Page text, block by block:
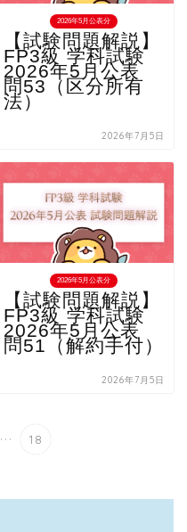
2026年5月公表分
【試験問題解説】
FP3級 学科試験
2026年5月公表
問53（区分所有
法）
2026年7月5日
2026年5月公表分
【試験問題解説】
FP3級 学科試験
2026年5月公表
問51（解約手付）
2026年7月5日
... 18